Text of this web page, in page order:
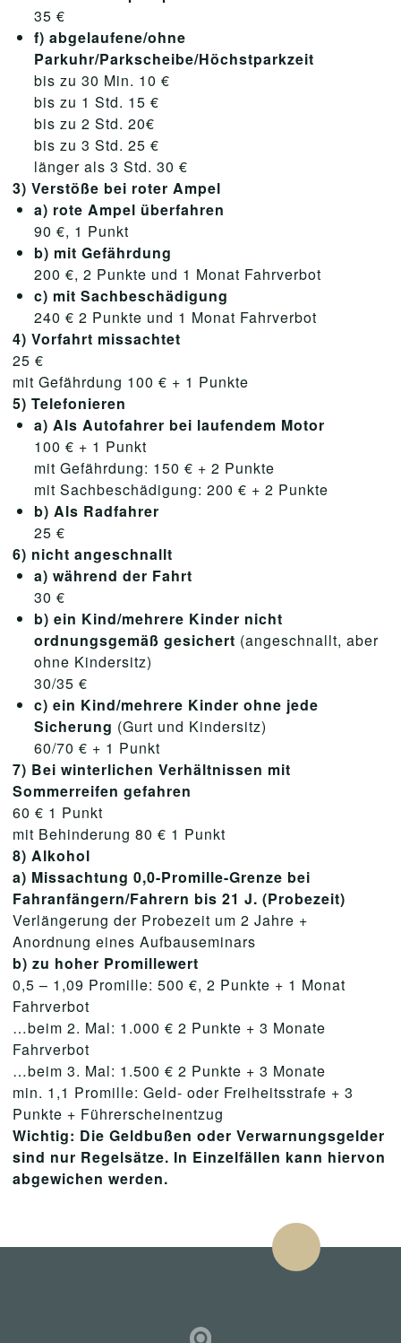
35 €
f) abgelaufene/ohne
Parkuhr/Parkscheibe/Höchstparkzeit
bis zu 30 Min. 10 €
bis zu 1 Std. 15 €
bis zu 2 Std. 20€
bis zu 3 Std. 25 €
länger als 3 Std. 30 €
3) Verstöße bei roter Ampel
a) rote Ampel überfahren
90 €, 1 Punkt
b) mit Gefährdung
200 €, 2 Punkte und 1 Monat Fahrverbot
c) mit Sachbeschädigung
240 € 2 Punkte und 1 Monat Fahrverbot
4) Vorfahrt missachtet
25 €
mit Gefährdung 100 € + 1 Punkte
5) Telefonieren
a) Als Autofahrer bei laufendem Motor
100 € + 1 Punkt
mit Gefährdung: 150 € + 2 Punkte
mit Sachbeschädigung: 200 € + 2 Punkte
b) Als Radfahrer
25 €
6) nicht angeschnallt
a) während der Fahrt
30 €
b) ein Kind/mehrere Kinder nicht
ordnungsgemäß gesichert (angeschnallt, aber
ohne Kindersitz)
30/35 €
c) ein Kind/mehrere Kinder ohne jede
Sicherung (Gurt und Kindersitz)
60/70 € + 1 Punkt
7) Bei winterlichen Verhältnissen mit
Sommerreifen gefahren
60 € 1 Punkt
mit Behinderung 80 € 1 Punkt
8) Alkohol
a) Missachtung 0,0-Promille-Grenze bei
Fahranfängern/Fahrern bis 21 J. (Probezeit)
Verlängerung der Probezeit um 2 Jahre +
Anordnung eines Aufbauseminars
b) zu hoher Promillewert
0,5 – 1,09 Promille: 500 €, 2 Punkte + 1 Monat
Fahrverbot
…beim 2. Mal: 1.000 € 2 Punkte + 3 Monate
Fahrverbot
…beim 3. Mal: 1.500 € 2 Punkte + 3 Monate
min. 1,1 Promille: Geld- oder Freiheitsstrafe + 3
Punkte + Führerscheinentzug
Wichtig: Die Geldbußen oder Verwarnungsgelder
sind nur Regelsätze. In Einzelfällen kann hiervon
abgewichen werden.